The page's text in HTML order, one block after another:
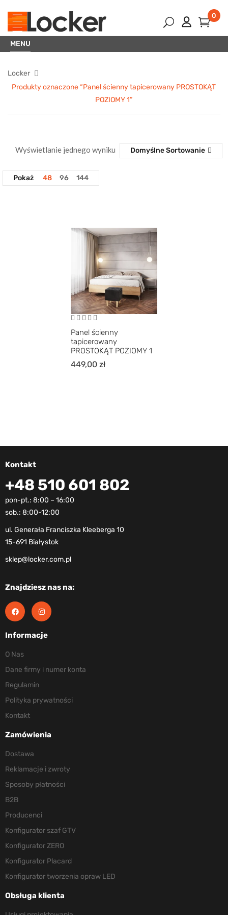
0
MENU
Locker
Produkty oznaczone “Panel ścienny tapicerowany PROSTOKĄT
POZIOMY 1”
Wyświetlanie jednego wyniku Domyślne Sortowanie
Pokaż 48 96 144
Panel ścienny
tapicerowany
PROSTOKĄT POZIOMY 1
449,00zł
Kontakt
+48 510 601 802
pon-pt.: 8:00 – 16:00
sob.: 8:00-12:00
ul. Generała Franciszka Kleeberga 10
15-691 Białystok
sklep@locker.com.pl
Znajdziesz nas na:
Informacje
O Nas
Dane firmy i numer konta
Regulamin
Polityka prywatności
Kontakt
Zamówienia
Dostawa
Reklamacje i zwroty
Sposoby płatności
B2B
Producenci
Konfigurator szaf GTV
Konfigurator ZERO
Konfigurator Placard
Konfigurator tworzenia opraw LED
Obsługa klienta